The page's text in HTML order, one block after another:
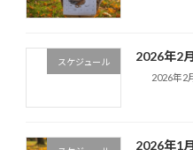
スケジュール 2026年2
2026年2
2026年1